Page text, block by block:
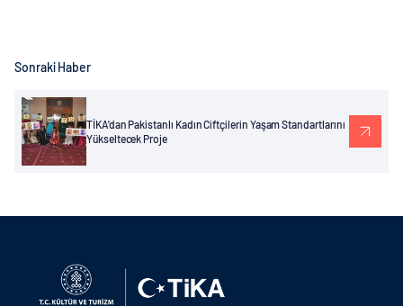
Sonraki Haber
TİKA'dan Pakistanlı Kadın Ciftçilerin Yaşam Standartlarını
Yükseltecek Proje